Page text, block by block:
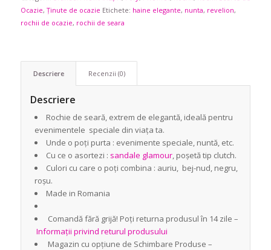
Ocazie, Ținute de ocazie Etichete: haine elegante, nunta, revelion,
rochii de ocazie, rochii de seara
Descriere Recenzii (0)
Descriere
Rochie de seară, extrem de elegantă, ideală pentru
evenimentele speciale din viața ta.
Unde o poți purta : evenimente speciale, nuntă, etc.
Cu ce o asortezi : sandale glamour, poșetă tip clutch.
Culori cu care o poți combina : auriu, bej-nud, negru,
roșu.
Made in Romania
Comandă fără grijă! Poți returna produsul în 14 zile –
Informații privind returul produsului
Magazin cu opțiune de Schimbare Produse –